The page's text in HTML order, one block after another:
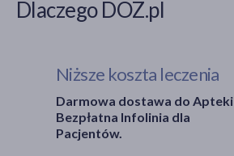
Dlaczego DOZ.pl
Niższe koszta leczenia
Darmowa dostawa do Apteki
Bezpłatna Infolinia dla
Pacjentów.